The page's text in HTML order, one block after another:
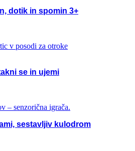
dotik in spomin 3+
se in ujemi
sestavljiv kulodrom